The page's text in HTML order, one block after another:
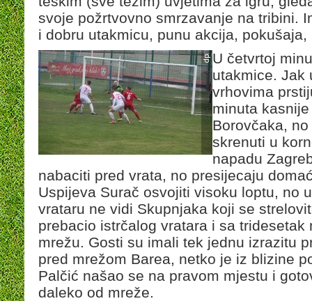
svoje požrtvovno smrzavanje na tribini.
i dobru utakmicu, punu akcija, pokušaja,
U četvrtoj
utakmice. Jak
vrhovima
minuta
Borovčaka,
skrenuti u
napadu
nabaciti pred vrata, no presijecaju
Uspijeva Surač osvojiti visoku loptu, no
vrataru ne vidi Skupnjaka koji se
prebacio istrčalog vratara i sa tridesetak
mrežu. Gosti su imali tek jednu izrazitu
pred mrežom Barea, netko je iz blizine
Palčić našao se na pravom mjestu i
daleko od mreže.